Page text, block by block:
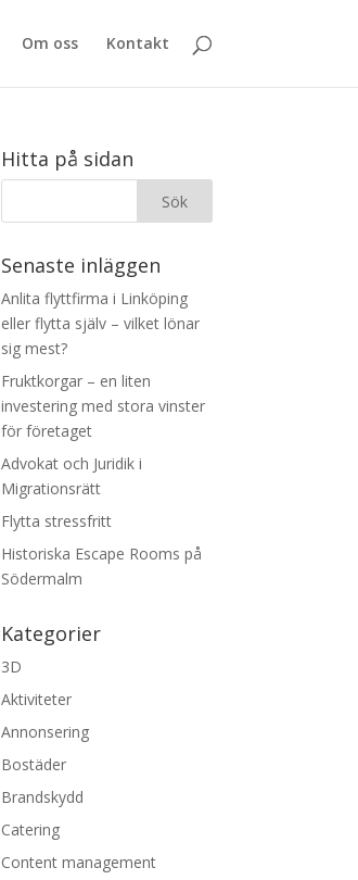
Om oss Kontakt
Hitta på sidan
Senaste inläggen
Anlita flyttfirma i Linköping
eller flytta själv – vilket lönar
sig mest?
Fruktkorgar – en liten
investering med stora vinster
för företaget
Advokat och Juridik i
Migrationsrätt
Flytta stressfritt
Historiska Escape Rooms på
Södermalm
Kategorier
3D
Aktiviteter
Annonsering
Bostäder
Brandskydd
Catering
Content management